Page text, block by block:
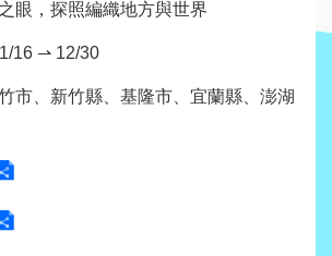
眼，探照編織地方與世界
16 ⇀ 12/30
市、新竹縣、基隆市、宜蘭縣、澎湖